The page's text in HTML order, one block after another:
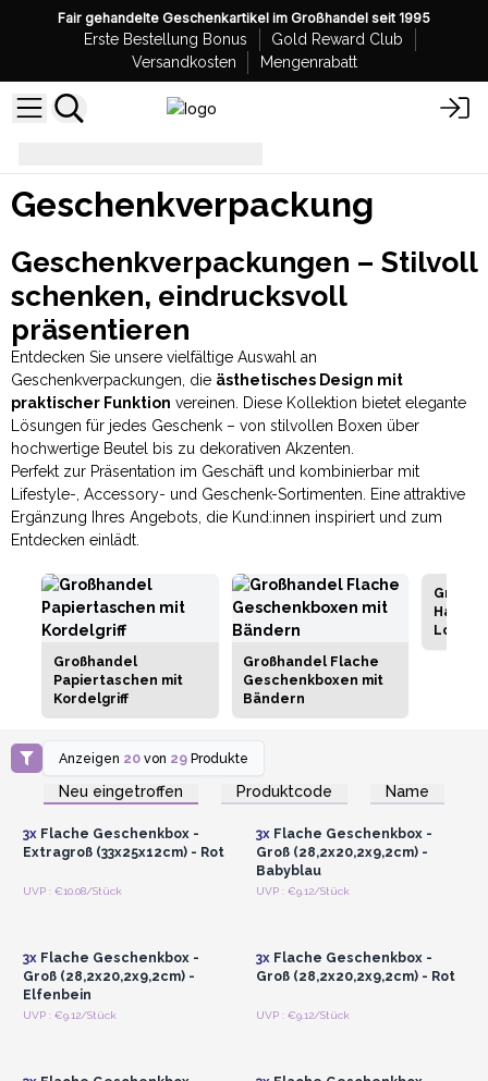
Fair gehandelte Geschenkartikel im Großhandel seit 1995
Erste Bestellung Bonus
Gold Reward Club
Versandkosten
Mengenrabatt
Geschenkverpackung
Geschenkverpackungen – Stilvoll
schenken, eindrucksvoll
präsentieren
Entdecken Sie unsere vielfältige Auswahl an
Geschenkverpackungen, die ästhetisches Design mit
praktischer Funktion vereinen. Diese Kollektion bietet elegante
Lösungen für jedes Geschenk – von stilvollen Boxen über
hochwertige Beutel bis zu dekorativen Akzenten.
Perfekt zur Präsentation im Geschäft und kombinierbar mit
Lifestyle-, Accessory- und Geschenk-Sortimenten. Eine attraktive
Ergänzung Ihres Angebots, die Kund:innen inspiriert und zum
Entdecken einlädt.
Großhandel
Papiertaschen mit
Kordelgriff
Großhandel Flache
Geschenkboxen mit
Bändern
Lokta-
Anzeigen 20 von 29 Produkte
Neu eingetroffen Produktcode Name
Anmelden oder
Registrieren für
Großhandelspreise
3xFlache Geschenkbox -
Extragroß (33x25x12cm) - Rot
UVP : €10.08/Stück
Registrieren für
Großhandelspreise
3xFlache Geschenkbox -
Groß (28,2x20,2x9,2cm) -
Babyblau
UVP : €9.12/Stück
Anmelden oder
3xFlache Geschenkbox -
Groß (28,2x20,2x9,2cm) -
Elfenbein
UVP : €9.12/Stück
Anmelden oder
3xFlache Geschenkbox -
Groß (28,2x20,2x9,2cm) - Rot
UVP : €9.12/Stück
Anmelden oder
Anmelden oder